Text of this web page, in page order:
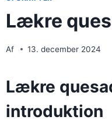
Lækre
Af 13. december 2024
Lækre
introduktion